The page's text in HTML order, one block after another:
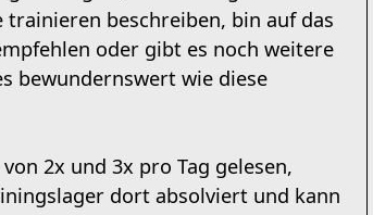
trainieren beschreiben, bin auf das
oder gibt es noch weitere
bewundernswert wie diese
2x und 3x pro Tag gelesen,
dort absolviert und kann